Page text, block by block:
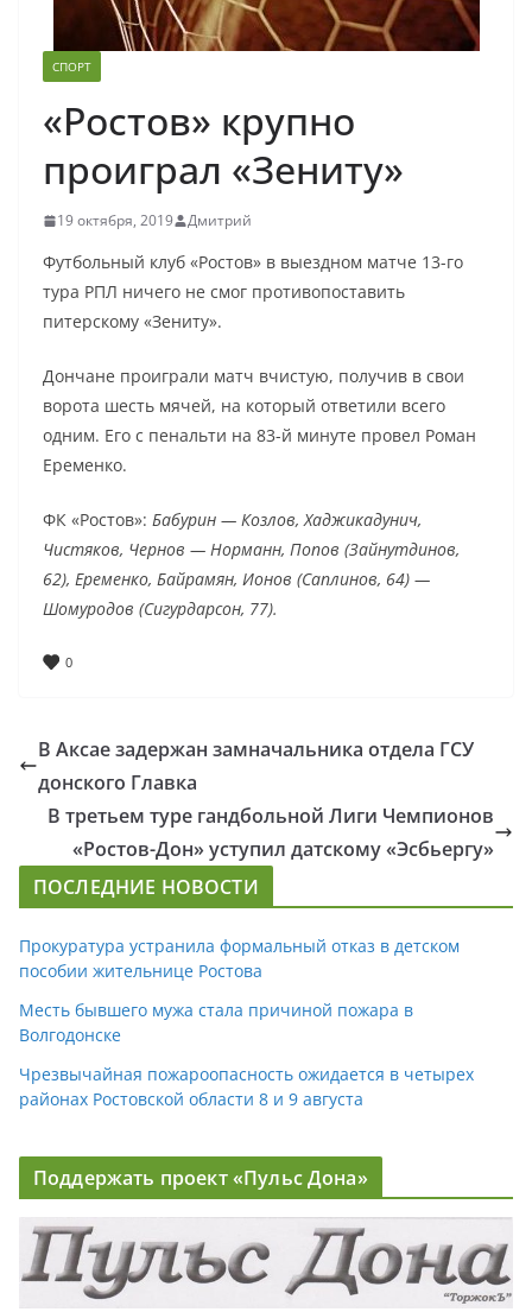
СПОРТ
«Ростов» крупно
проиграл «Зениту»
19 октября, 2019 Дмитрий
Футбольный клуб «Ростов» в выездном матче 13-го
тура РПЛ ничего не смог противопоставить
питерскому «Зениту».
Дончане проиграли матч вчистую, получив в свои
ворота шесть мячей, на который ответили всего
одним. Его с пенальти на 83-й минуте провел Роман
Еременко.
ФК «Ростов»: Бабурин — Козлов, Хаджикадунич,
Чистяков, Чернов — Норманн, Попов (Зайнутдинов,
62), Еременко, Байрамян, Ионов (Саплинов, 64) —
Шомуродов (Сигурдарсон, 77).
0
В Аксае задержан замначальника отдела ГСУ
донского Главка
В третьем туре гандбольной Лиги Чемпионов
«Ростов-Дон» уступил датскому «Эсбьергу»
ПОСЛЕДНИЕ НОВОСТИ
Прокуратура устранила формальный отказ в детском
пособии жительнице Ростова
Месть бывшего мужа стала причиной пожара в
Волгодонске
Чрезвычайная пожароопасность ожидается в четырех
районах Ростовской области 8 и 9 августа
Поддержать проект «Пульс Дона»